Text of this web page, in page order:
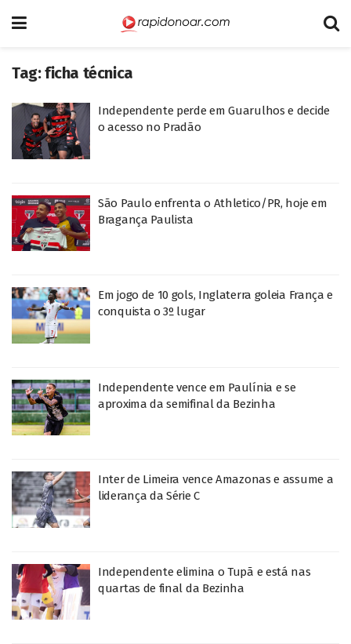
Tag:ficha técnica
Independente perde em Guarulhos e decide
o acesso no Pradão
São Paulo enfrenta o Athletico/PR, hoje em
Bragança Paulista
Em jogo de 10 gols, Inglaterra goleia França e
conquista o 3º lugar
Independente vence em Paulínia e se
aproxima da semifinal da Bezinha
Inter de Limeira vence Amazonas e assume a
liderança da Série C
Independente elimina o Tupã e está nas
quartas de final da Bezinha